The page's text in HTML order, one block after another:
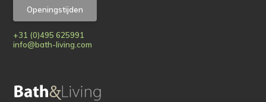
Openingstijden
+31 (0)495 625991
info@bath-living.com